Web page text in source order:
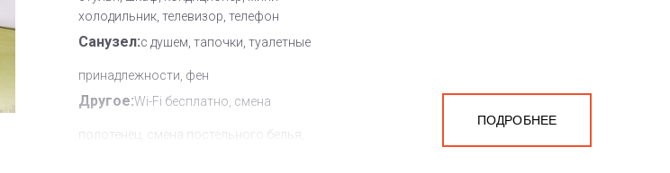
холодильник, телевизор, телефон
Санузел:с душем, тапочки, туалетные
принадлежности, фен
Другое:Wi-Fi бесплатно, смена
полотенец, смена постельного белья,
ПОДРОБНЕЕ